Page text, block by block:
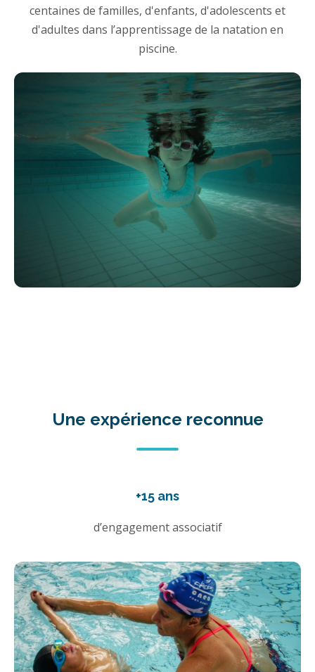
centaines de familles, d'enfants, d'adolescents et
d'adultes dans l’apprentissage de la natation en
piscine.
Une expérience reconnue
+15 ans
d’engagement associatif